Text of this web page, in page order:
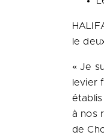
le
« Je
levier
à nos
de